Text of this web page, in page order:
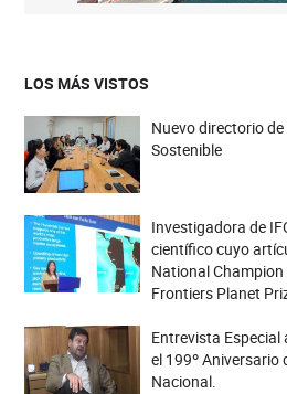
LOS MÁS VISTOS
Nuevo directorio
Sostenible
Investigadora de
científico cuyo
National
Frontiers Planet
Entrevista Especial
el 199º Aniversario
Nacional.